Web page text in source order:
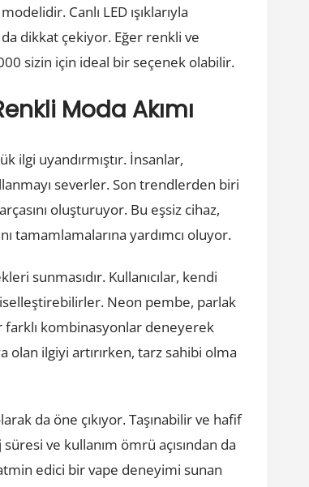
Canlı LED ışıklarıyla
dikkat çekiyor. Eğer renkli ve
sizin için ideal bir seçenek olabilir.
Moda Akımı
ilgi uyandırmıştır. İnsanlar,
severler. Son trendlerden biri
oluşturuyor. Bu eşsiz cihaz,
tamamlamalarına yardımcı oluyor.
sunmasıdır. Kullanıcılar, kendi
Neon pembe, parlak
farklı kombinasyonlar deneyerek
ilgiyi artırırken, tarz sahibi olma
da öne çıkıyor. Taşınabilir ve hafif
süresi ve kullanım ömrü açısından da
edici bir vape deneyimi sunan